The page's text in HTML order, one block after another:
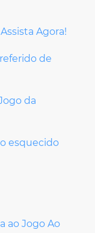
Agora!
de
da
esquecido
ao Jogo Ao